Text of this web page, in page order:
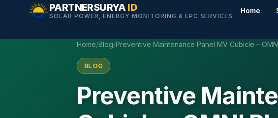
PARTNERSURYAID
SOLAR POWER, ENERGY MONITORING & EPC SERVICES
Home
Home/Blog/Preventive Maintenance Panel MV Cubicle –
BLOG
Preventive